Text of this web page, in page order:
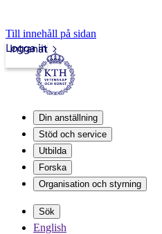
Till innehåll på sidan
Intranät
Logga in
Din anställning
Stöd och service
Utbilda
Forska
Organisation och styrning
Sök
English